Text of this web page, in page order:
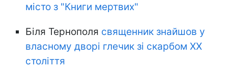
місто з "Книги мертвих"
Біля Тернополя священник знайшов у
власному дворі глечик зі скарбом XX
століття